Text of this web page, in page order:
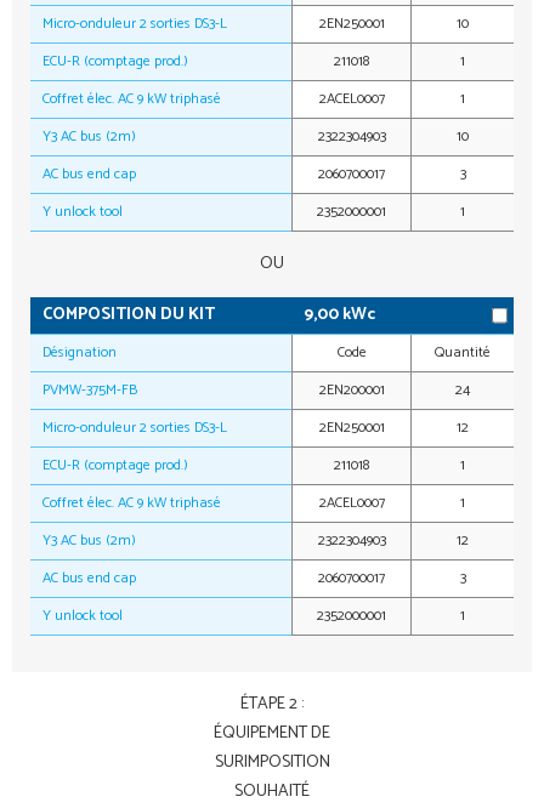
Micro-onduleur 2 sorties DS3-L
2EN250001
10
ECU-R (comptage prod.)
211018
1
Coffret élec. AC 9 kW triphasé
2ACEL0007
1
Y3 AC bus (2m)
2322304903
10
AC bus end cap
2060700017
3
Y unlock tool
2352000001 1
OU
COMPOSITION DU KIT
9,00 kWc
Désignation Code
Quantité
PVMW-375M-FB
2EN200001
24
Micro-onduleur 2 sorties DS3-L
2EN250001
12
ECU-R (comptage prod.)
211018
1
Coffret élec. AC 9 kW triphasé
2ACEL0007
1
Y3 AC bus (2m)
2322304903
12
AC bus end cap
2060700017
3
Y unlock tool
2352000001 1
ÉTAPE 2 :
ÉQUIPEMENT DE
SURIMPOSITION
SOUHAITÉ